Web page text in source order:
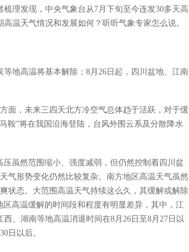
理发现，中央气象台从7月下旬至今连发30多天高
温天气情况和发展如何？听听气象专家怎么说。
地高温将基本解除；8月26日起，四川盆地、江南
面，未来三四天北方冷空气总体趋于活跃，对于缓
鞍”将在我国沿海登陆，台风外围云系及分散降水
虽然范围缩小、强度减弱，但仍然控制着四川盆
气形势变化仍然比较复杂。南方地区高温天气虽然
状态。大范围高温天气持续这么久，其缓解或解除
高温缓解的时间段和程度有明显差异，其中，江
、湖南等地高温消退时间在8月26日至8月27日以
日以后。